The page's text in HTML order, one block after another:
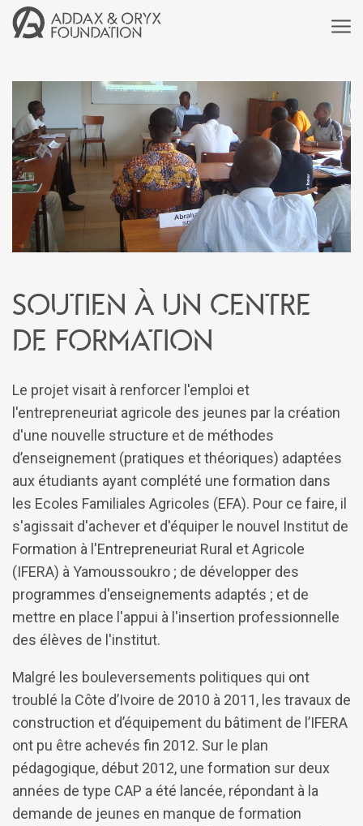
Soutien à un centre
de formation
Le projet visait à renforcer l'emploi et
l'entrepreneuriat agricole des jeunes par la création
d'une nouvelle structure et de méthodes
d’enseignement (pratiques et théoriques) adaptées
aux étudiants ayant complété une formation dans
les Ecoles Familiales Agricoles (EFA). Pour ce faire, il
s'agissait d'achever et d'équiper le nouvel Institut de
Formation à l'Entrepreneuriat Rural et Agricole
(IFERA) à Yamoussoukro ; de développer des
programmes d'enseignements adaptés ; et de
mettre en place l'appui à l'insertion professionnelle
des élèves de l'institut.
Malgré les bouleversements politiques qui ont
troublé la Côte d’Ivoire de 2010 à 2011, les travaux de
construction et d’équipement du bâtiment de l’IFERA
ont pu être achevés fin 2012. Sur le plan
pédagogique, début 2012, une formation sur deux
années de type CAP a été lancée, répondant à la
demande de jeunes en manque de formation